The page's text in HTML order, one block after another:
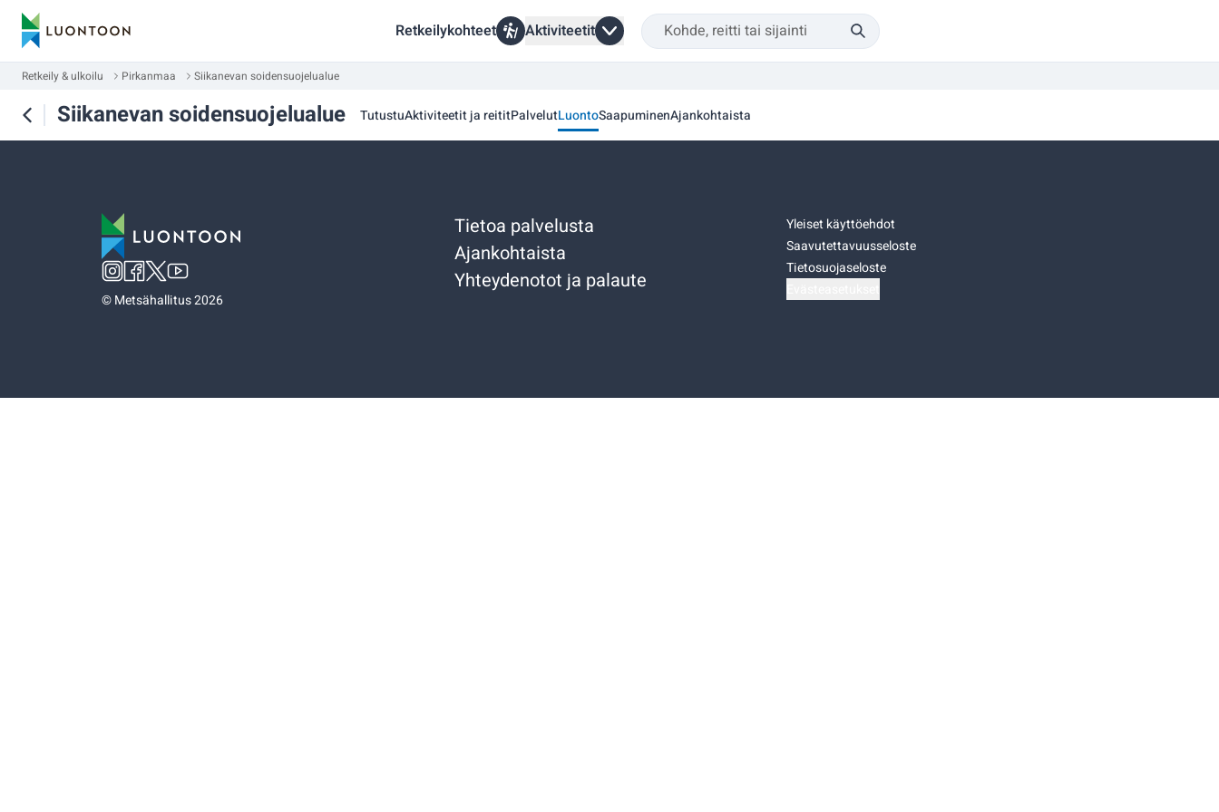
Retkeilykohteet Aktiviteetit
Retkeily & ulkoilu Pirkanmaa Siikanevan soidensuojelualue
Siikanevan soidensuojelualue TutustuAktiviteetit ja reititPalvelutLuontoSaapuminenAjankohtaista
©Metsähallitus 2026
Tietoa palvelusta
Ajankohtaista
Yhteydenotot ja palaute
Yleiset käyttöehdot
Saavutettavuusseloste
Tietosuojaseloste